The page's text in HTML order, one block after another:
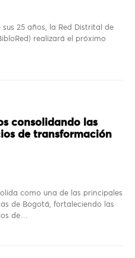
25 años, la Red Distrital de
realizará el próximo
consolidando las
de transformación
como una de las principales
de Bogotá, fortaleciendo las
de…